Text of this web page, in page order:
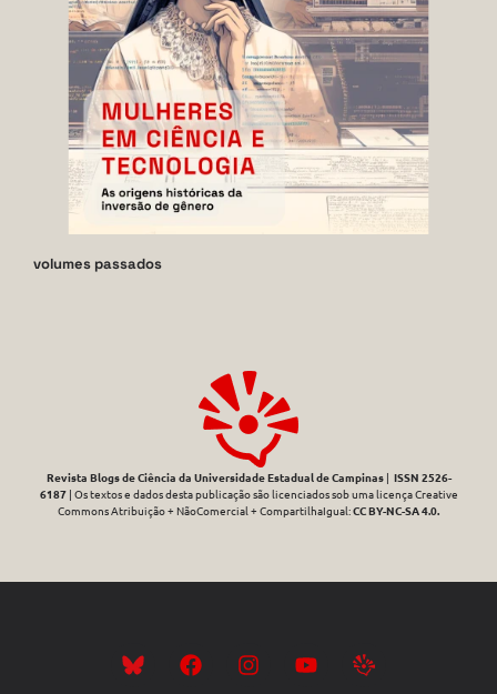
volumes passados
Revista Blogs de Ciência da Universidade Estadual de Campinas| ISSN 2526-
6187| Os textos e dados desta publicação são licenciados sob uma licença Creative
Commons Atribuição + NãoComercial + CompartilhaIgual:CC BY-NC-SA 4.0.